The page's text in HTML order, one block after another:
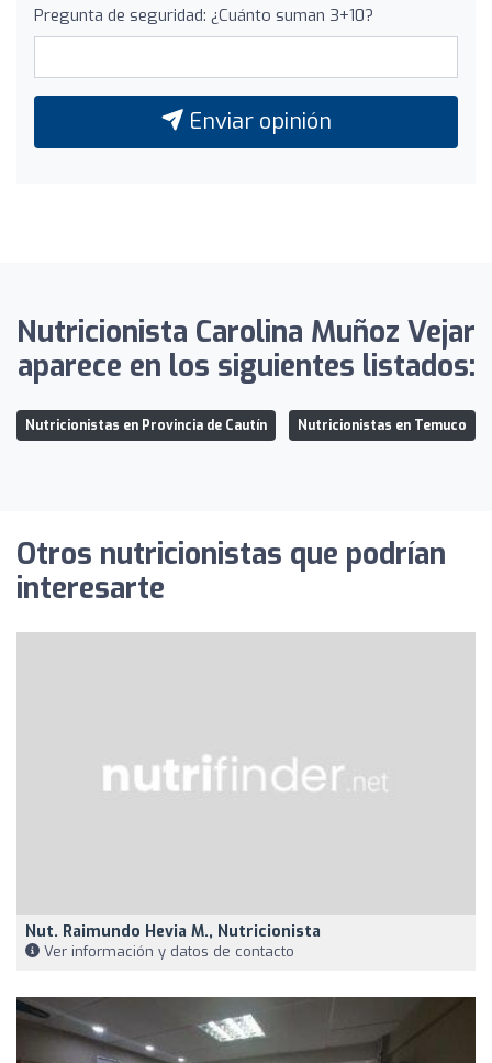
Pregunta de seguridad: ¿Cuánto suman 3+10?
Enviar opinión
Nutricionista Carolina Muñoz Vejar
aparece en los siguientes listados:
Nutricionistas en Provincia de Cautín Nutricionistas en Temuco
Otros nutricionistas que podrían
interesarte
Nut. Raimundo Hevia M., Nutricionista
Ver información y datos de contacto